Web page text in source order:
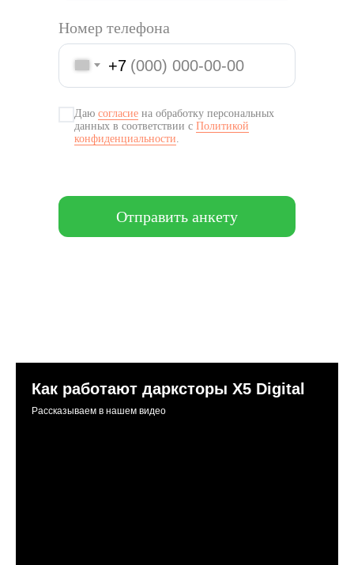
Номер телефона
+7
Даю согласие на обработку персональных
данных в соответствии с Политикой
конфиденциальности.
Отправить анкету
Как работают дарксторы Х5 Digital
Рассказываем в нашем видео